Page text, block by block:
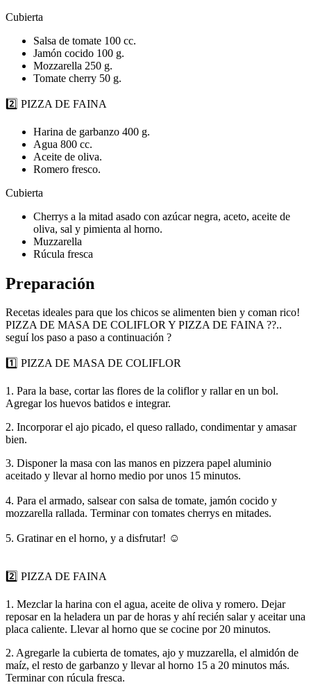
Cubierta
Salsa de tomate 100 cc.
Jamón cocido 100 g.
Mozzarella 250 g.
Tomate cherry 50 g.
2️⃣ PIZZA DE FAINA
Harina de garbanzo 400 g.
Agua 800 cc.
Aceite de oliva.
Romero fresco.
Cubierta
Cherrys a la mitad asado con azúcar negra, aceto, aceite de
oliva, sal y pimienta al horno.
Muzzarella
Rúcula fresca
Preparación
Recetas ideales para que los chicos se alimenten bien y coman rico!
PIZZA DE MASA DE COLIFLOR Y PIZZA DE FAINA ??..
seguí los paso a paso a continuación ?
1️⃣ PIZZA DE MASA DE COLIFLOR
1. Para la base, cortar las flores de la coliflor y rallar en un bol.
Agregar los huevos batidos e integrar.
2. Incorporar el ajo picado, el queso rallado, condimentar y amasar
bien.
3. Disponer la masa con las manos en pizzera papel aluminio
aceitado y llevar al horno medio por unos 15 minutos.
4. Para el armado, salsear con salsa de tomate, jamón cocido y
mozzarella rallada. Terminar con tomates cherrys en mitades.
5. Gratinar en el horno, y a disfrutar! ☺️
2️⃣ PIZZA DE FAINA
1. Mezclar la harina con el agua, aceite de oliva y romero. Dejar
reposar en la heladera un par de horas y ahí recién salar y aceitar una
placa caliente. Llevar al horno que se cocine por 20 minutos.
2. Agregarle la cubierta de tomates, ajo y muzzarella, el almidón de
maíz, el resto de garbanzo y llevar al horno 15 a 20 minutos más.
Terminar con rúcula fresca.